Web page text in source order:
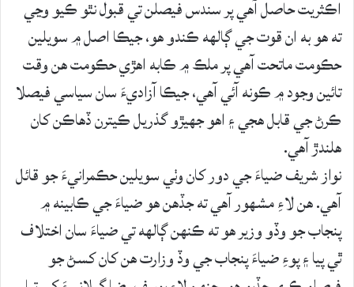
اڪثريت حاصل آهي پر سندس فيصلن تي قبول نٿو ڪيو وڃي
ته هو به ان قوت جي ڳالهه ڪندو هو، جيڪا اصل ۾ سويلين
حڪومت ماتحت آهي پر ملڪ ۾ ڪابه اهڙي حڪومت هن وقت
تائين وجود ۾ ڪونه آئي آهي، جيڪا آزاديءَ سان سياسي فيصلا
ڪرڻ جي قابل هجي ۽ اهو جهيڙو گذريل ڪيترن ڏهاڪن کان
هلندڙ آهي.
نواز شريف ضياءَ جي دور کان وٺي سويلين حڪمرانيءَ جو قائل
آهي. هن لاءِ مشهور آهي ته جڏهن هو ضياءَ جي ڪابينه ۾
پنجاب جو وڏو وزير هو ته ڪنهن ڳالهه تي ضياءَ سان اختلاف
ٿي پيا ۽ پوءِ ضياءَ پنجاب جي وڏ وزارت هن کان کسڻ جو